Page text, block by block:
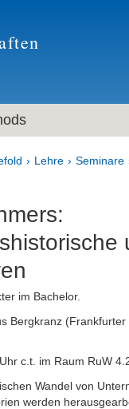
Lehre Seminare
im Bachelor.
Bergkranz (Frankfurter
c.t. im Raum RuW
Wandel von
werden